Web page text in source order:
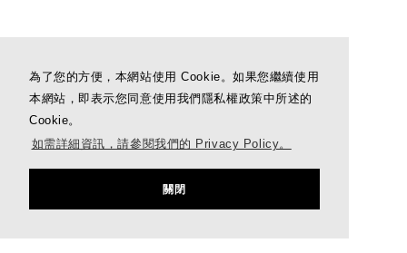
為了您的方便，本網站使用 Cookie。如果您繼續使用
本網站，即表示您同意使用我們隱私權政策中所述的
Cookie。
如需詳細資訊，請參閱我們的 Privacy Policy。
關閉